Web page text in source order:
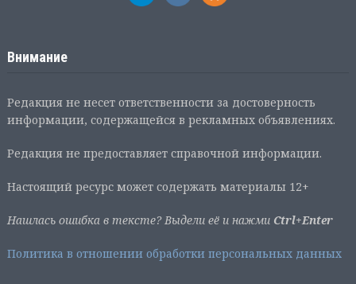
Внимание
Редакция не несет ответственности за достоверность
информации, содержащейся в рекламных объявлениях.
Редакция не предоставляет справочной информации.
Настоящий ресурс может содержать материалы 12+
Нашлась ошибка в тексте? Выдели её и нажми Ctrl+Enter
Политика в отношении обработки персональных данных